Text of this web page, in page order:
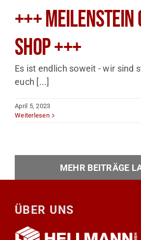
+++
Shop +++
Es ist endlich soweit - wir sind
euch [...]
April 5, 2023
Weiterlesen
MEHR BEITRÄGE
ÜBER UNS